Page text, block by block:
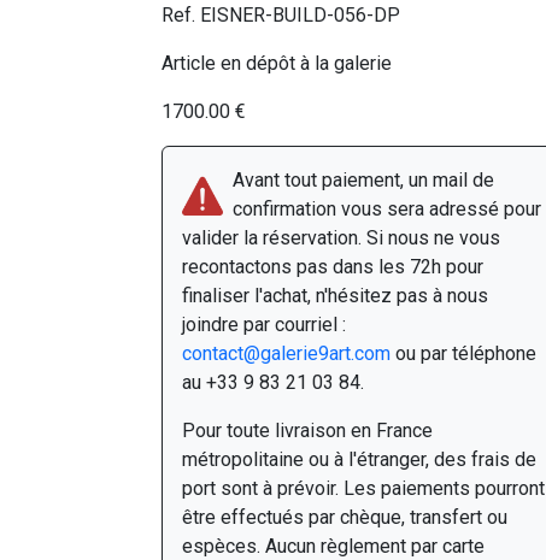
Ref. EISNER-BUILD-056-DP
Article en dépôt à la galerie
1700.00 €
Avant tout paiement, un mail de
confirmation vous sera adressé pour
valider la réservation. Si nous ne vous
recontactons pas dans les 72h pour
finaliser l'achat, n'hésitez pas à nous
joindre par courriel :
contact@galerie9art.com ou par téléphone
au +33 9 83 21 03 84.
Pour toute livraison en France
métropolitaine ou à l'étranger, des frais de
port sont à prévoir. Les paiements pourront
être effectués par chèque, transfert ou
espèces. Aucun règlement par carte